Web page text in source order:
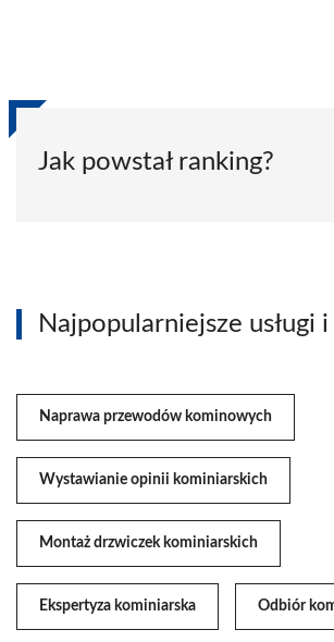
Jak powstał ranking?
Najpopularniejsze usługi
Naprawa przewodów kominowych
Wystawianie opinii kominiarskich
Montaż drzwiczek kominiarskich
Ekspertyza kominiarska Odbiór